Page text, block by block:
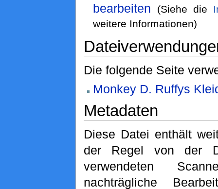
bearbeiten
(Siehe die
weitere Informationen)
Die folgende Seite
Monkey D. Ruffys
Metadaten
Diese Datei enthält
der Regel von der
verwendeten
nachträgliche